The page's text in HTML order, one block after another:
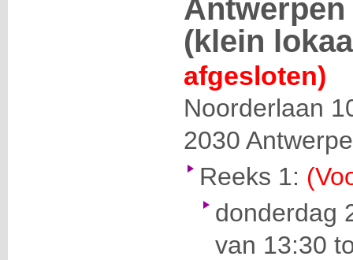
(klein
afgesloten)
Noorderlaan
2030
Reeks 1:
donderdag
van 13:30